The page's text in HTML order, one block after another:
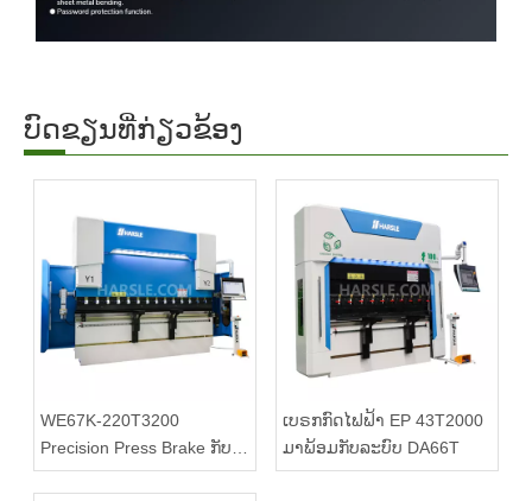
ບົດຂຽນທີ່ກ່ຽວຂ້ອງ
WE67K-220T3200
Precision Press Brake ກັບ
ການຄວບຄຸມ DELEM DA69S
ເບຣກກົດໄຟຟ້າ EP 43T2000
ມາພ້ອມກັບລະບົບ DA66T